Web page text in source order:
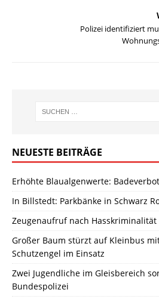
Polizei identifiziert
NEUESTE BEITRÄGE
Erhöhte Blaualgenwerte:
In Billstedt: Parkbänke in Schwarz
Zeugenaufruf nach Hasskriminalität
Großer Baum stürzt auf Kleinbus
Schutzengel im Einsatz
Zwei Jugendliche im Gleisbereich
Bundespolizei